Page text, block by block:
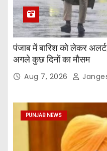
पंजाब में बारिश को लेकर
अगले कुछ दिनों का मौसम
Aug 7, 2026
PUNJAB NEWS